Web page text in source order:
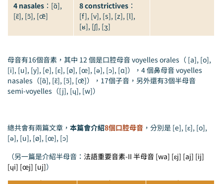
4 nasales ：[ɑ̃],
[ɛ̃], [ɔ̃], [œ̃]
8 constrictives ：
[f], [v], [s], [z], [l],
[ʁ], [ʃ], [ʒ]
母音有16個音素，其中 12 個是口腔母音 voyelles orales（ [a], [o],
[i], [u], [y], [e], [ɛ], [ø], [œ], [ə], [ɔ], [ɑ]），4 個鼻母音 voyelles
nasales（[ɑ̃], [ɛ̃], [ɔ̃], [œ̃]），17個子音，另外還有3個半母音
semi-voyelles（[j], [ɥ], [w]）
總共會有兩篇文章， 本篇會介紹8個口腔母音 ，分別是 [e], [ɛ], [o],
[ə], [u], [ø], [œ], [ɔ]
（另一篇是介紹半母音： 法語重要音素-II 半母音 [wa] [ɛj] [aj] [ij]
[ɥi] [œj] [uj]）